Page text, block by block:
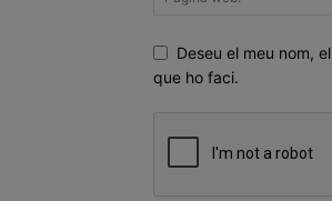
Deseu el meu nom,
que ho faci.